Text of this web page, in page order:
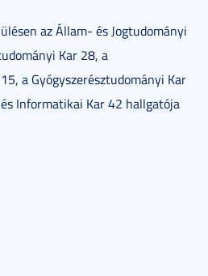
az Állam- és Jogtudományi
Kar 28, a
a Gyógyszerésztudományi Kar
Informatikai Kar 42 hallgatója